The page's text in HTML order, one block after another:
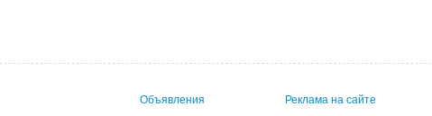
Объявления Реклама на сайте